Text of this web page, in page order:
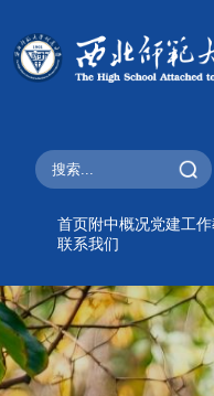
首页 附中概况党建工作
联系我们